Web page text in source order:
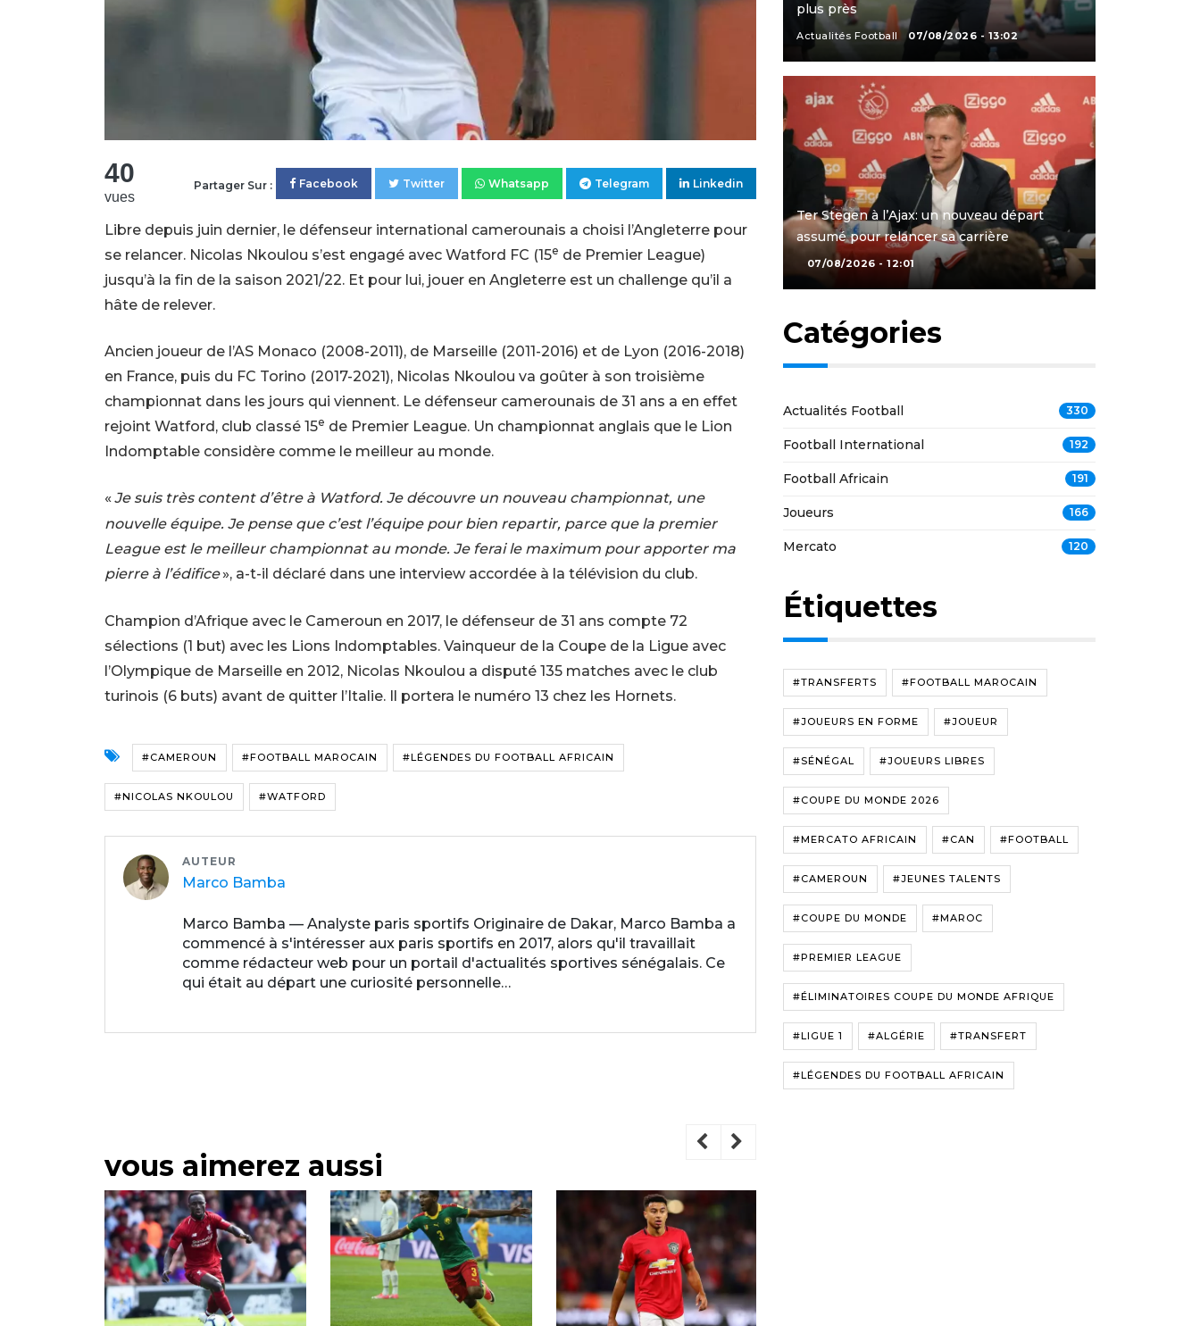
40
vues
Partager Sur : Facebook Twitter Whatsapp Telegram Linkedin
Libre depuis juin dernier, le défenseur international camerounais a choisi l’Angleterre pour
se relancer. Nicolas Nkoulou s’est engagé avec Watford FC (15e de Premier League)
jusqu’à la fin de la saison 2021/22. Et pour lui, jouer en Angleterre est un challenge qu’il a
hâte de relever.
Ancien joueur de l’AS Monaco (2008-2011), de Marseille (2011-2016) et de Lyon (2016-2018)
en France, puis du FC Torino (2017-2021), Nicolas Nkoulou va goûter à son troisième
championnat dans les jours qui viennent. Le défenseur camerounais de 31 ans a en effet
rejoint Watford, club classé 15e de Premier League. Un championnat anglais que le Lion
Indomptable considère comme le meilleur au monde.
«Je suis très content d’être à Watford. Je découvre un nouveau championnat, une
nouvelle équipe. Je pense que c’est l’équipe pour bien repartir, parce que la premier
League est le meilleur championnat au monde. Je ferai le maximum pour apporter ma
pierre à l’édifice», a-t-il déclaré dans une interview accordée à la télévision du club.
Champion d’Afrique avec le Cameroun en 2017, le défenseur de 31 ans compte 72
sélections (1 but) avec les Lions Indomptables. Vainqueur de la Coupe de la Ligue avec
l’Olympique de Marseille en 2012, Nicolas Nkoulou a disputé 135 matches avec le club
turinois (6 buts) avant de quitter l’Italie. Il portera le numéro 13 chez les Hornets.
#CAMEROUN #FOOTBALL MAROCAIN #LÉGENDES DU FOOTBALL AFRICAIN
#NICOLAS NKOULOU #WATFORD
AUTEUR
Marco Bamba
Marco Bamba — Analyste paris sportifs Originaire de Dakar, Marco Bamba a
commencé à s'intéresser aux paris sportifs en 2017, alors qu'il travaillait
comme rédacteur web pour un portail d'actualités sportives sénégalais. Ce
qui était au départ une curiosité personnelle…
vous aimerez aussi
plus près
Actualités Football 07/08/2026 - 13:02
Ter Stegen à l’Ajax: un nouveau départ
assumé pour relancer sa carrière
07/08/2026 - 12:01
Catégories
Actualités Football 330
Football International 192
Football Africain 191
Joueurs 166
Mercato 120
Étiquettes
#TRANSFERTS #FOOTBALL MAROCAIN
#JOUEURS EN FORME #JOUEUR
#SÉNÉGAL #JOUEURS LIBRES
#COUPE DU MONDE 2026
#MERCATO AFRICAIN #CAN #FOOTBALL
#CAMEROUN #JEUNES TALENTS
#COUPE DU MONDE #MAROC
#PREMIER LEAGUE
#ÉLIMINATOIRES COUPE DU MONDE AFRIQUE
#LIGUE 1 #ALGÉRIE #TRANSFERT
#LÉGENDES DU FOOTBALL AFRICAIN